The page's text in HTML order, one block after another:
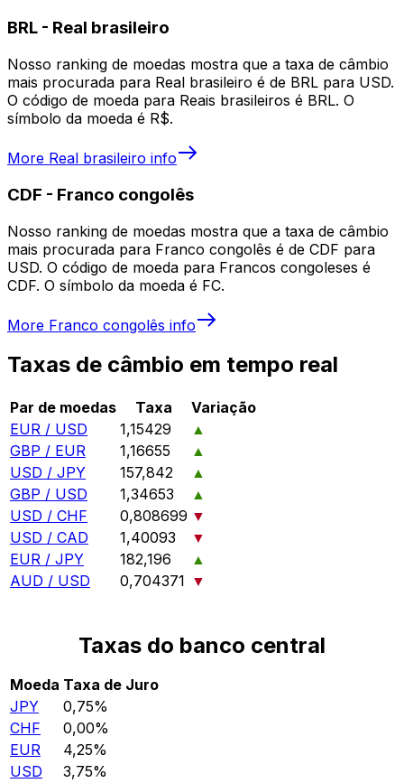
BRL - Real brasileiro
Nosso ranking de moedas mostra que a taxa de câmbio
mais procurada para Real brasileiro é de BRL para USD.
O código de moeda para Reais brasileiros é BRL. O
símbolo da moeda é R$.
More Real brasileiro info
CDF - Franco congolês
Nosso ranking de moedas mostra que a taxa de câmbio
mais procurada para Franco congolês é de CDF para
USD. O código de moeda para Francos congoleses é
CDF. O símbolo da moeda é FC.
More Franco congolês info
Taxas de câmbio em tempo real
Par de moedas Taxa
Variação
EUR / USD
1,15429
▲
GBP / EUR
1,16655
▲
USD / JPY
157,842
▲
GBP / USD
1,34653
▲
USD / CHF
0,808699 ▼
USD / CAD
1,40093
▼
EUR / JPY
182,196
▲
AUD / USD
0,704371 ▼
Taxas do banco central
Moeda Taxa de Juro
JPY
0,75%
CHF
0,00%
EUR
4,25%
USD
3,75%